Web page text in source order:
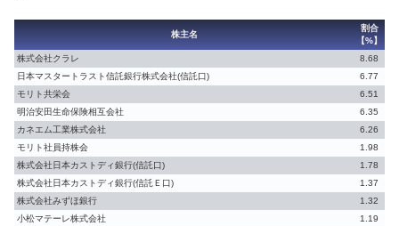
株主名
割合
【%】
株式会社クラレ
8.68
日本マスタートラスト信託銀行株式会社(信託口)
6.77
モリト共栄会
6.51
明治安田生命保険相互会社
6.35
カネエム工業株式会社
6.26
モリト社員持株会
1.98
株式会社日本カストディ銀行(信託口)
1.78
株式会社日本カストディ銀行(信託Ｅ口)
1.37
株式会社みずほ銀行
1.32
小松マテーレ株式会社
1.19